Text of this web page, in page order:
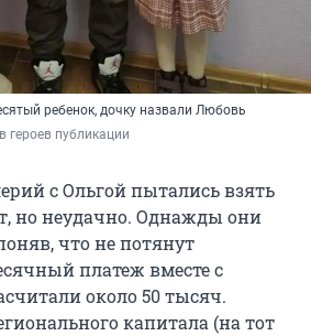
ребенок, дочку назвали Любовь
героев публикации
с Ольгой пытались взять
но неудачно. Однажды они
что не потянут
платеж вместе с
около 50 тысяч.
капитала (на тот